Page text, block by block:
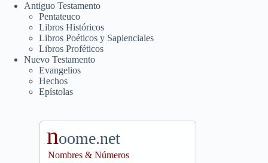
Antiguo Testamento
Pentateuco
Libros Históricos
Libros Poéticos y Sapienciales
Libros Proféticos
Nuevo Testamento
Evangelios
Hechos
Epístolas
noome.net
Nombres & Números